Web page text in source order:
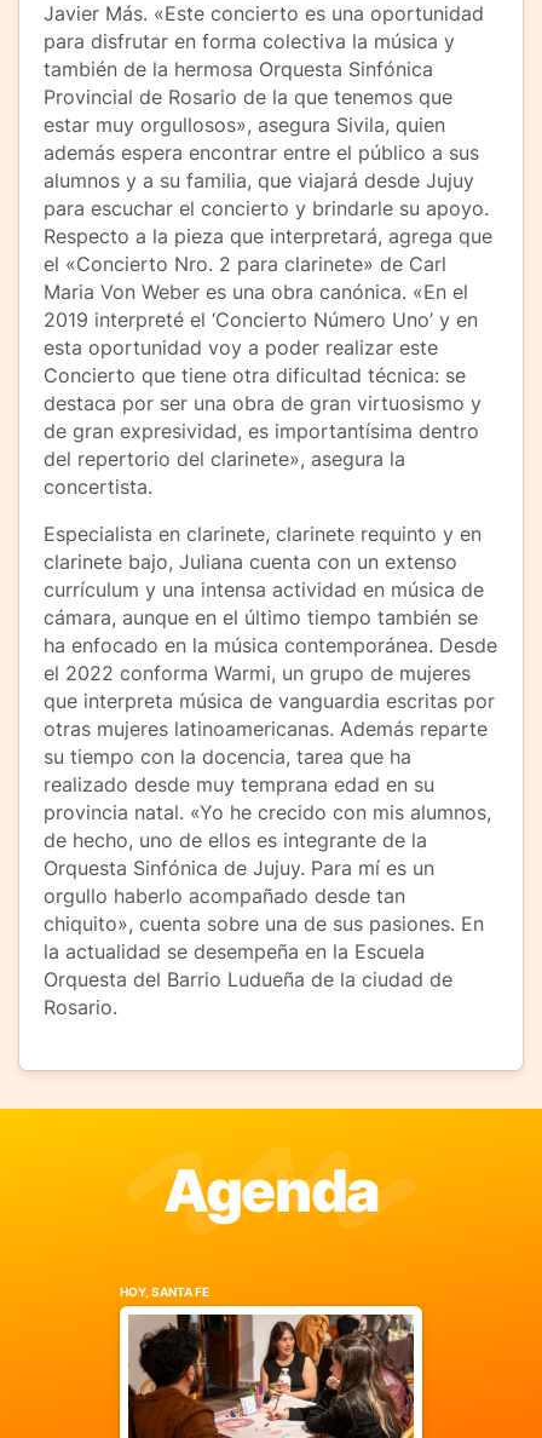
Javier Más. «Este concierto es una oportunidad
para disfrutar en forma colectiva la música y
también de la hermosa Orquesta Sinfónica
Provincial de Rosario de la que tenemos que
estar muy orgullosos», asegura Sivila, quien
además espera encontrar entre el público a sus
alumnos y a su familia, que viajará desde Jujuy
para escuchar el concierto y brindarle su apoyo.
Respecto a la pieza que interpretará, agrega que
el «Concierto Nro. 2 para clarinete» de Carl
Maria Von Weber es una obra canónica. «En el
2019 interpreté el ‘Concierto Número Uno’ y en
esta oportunidad voy a poder realizar este
Concierto que tiene otra dificultad técnica: se
destaca por ser una obra de gran virtuosismo y
de gran expresividad, es importantísima dentro
del repertorio del clarinete», asegura la
concertista.
Especialista en clarinete, clarinete requinto y en
clarinete bajo, Juliana cuenta con un extenso
currículum y una intensa actividad en música de
cámara, aunque en el último tiempo también se
ha enfocado en la música contemporánea. Desde
el 2022 conforma Warmi, un grupo de mujeres
que interpreta música de vanguardia escritas por
otras mujeres latinoamericanas. Además reparte
su tiempo con la docencia, tarea que ha
realizado desde muy temprana edad en su
provincia natal. «Yo he crecido con mis alumnos,
de hecho, uno de ellos es integrante de la
Orquesta Sinfónica de Jujuy. Para mí es un
orgullo haberlo acompañado desde tan
chiquito», cuenta sobre una de sus pasiones. En
la actualidad se desempeña en la Escuela
Orquesta del Barrio Ludueña de la ciudad de
Rosario.
Agenda
HOY, SANTA FE